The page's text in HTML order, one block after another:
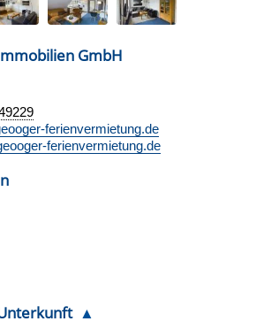
GmbH
ferienvermietung.de
ferienvermietung.de